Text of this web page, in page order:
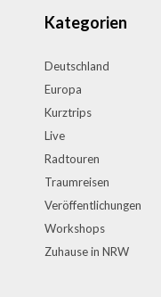
Kategorien
Deutschland
Europa
Kurztrips
Live
Radtouren
Traumreisen
Veröffentlichungen
Workshops
Zuhause in NRW